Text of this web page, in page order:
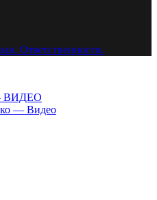
Ответственности.
ВИДЕО
— Видео